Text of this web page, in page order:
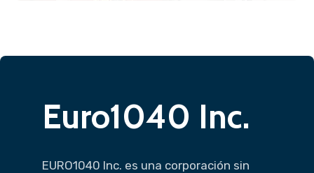
Euro1040 Inc.
EURO1040 Inc. es una corporación sin